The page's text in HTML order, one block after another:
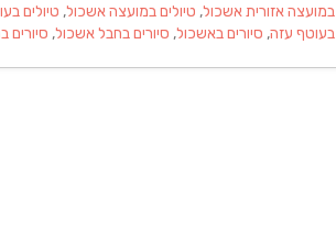
on
במועצה אזורית אשכול, טיולים במועצה אשכול, טיולים
בעוטף עזה, סיורים באשכול, סיורים בחבל אשכול, סיורים